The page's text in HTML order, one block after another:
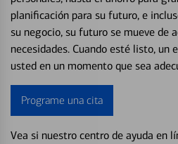
planificación para su futuro, e
su negocio, su futuro se mueve de
necesidades. Cuando esté listo, un
usted en un momento que sea
Programe una cita
Vea si nuestro centro de ayuda en